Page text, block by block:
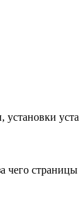
установки